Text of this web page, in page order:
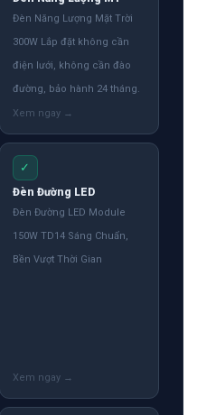
Đèn Năng Lượng Mặt Trời
300W Lắp đặt không cần
điện lưới, không cần đào
đường, bảo hành 24 tháng.
✓
Đèn Đường LED
Đèn Đường LED Module
150W TD14 Sáng Chuẩn,
Bền Vượt Thời Gian